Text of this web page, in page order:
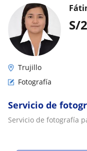
S/
Trujillo
Fotografía
Servicio de
Servicio de fotografía